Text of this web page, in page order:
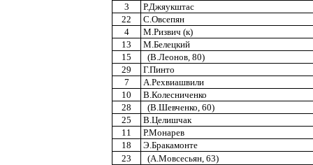
3
Р.Джяукштас
22
С.Овсепян
4
М.Ризвич (к)
13
М.Белецкий
15
(В.Леонов, 80)
29
Г.Пинто
7
А.Рехвиашвили
10
В.Колесниченко
28
(В.Шевченко, 60)
25
В.Целишчак
11
Р.Монарев
18
Э.Бракамонте
23
(А.Мовсесьян, 63)